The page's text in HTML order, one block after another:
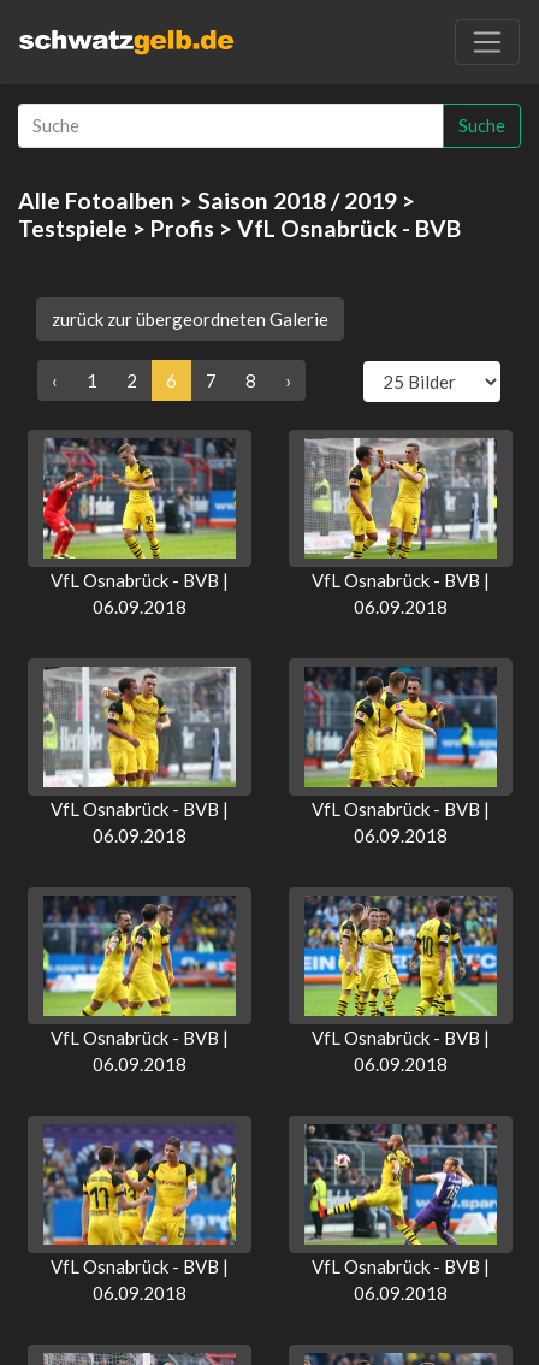
Suche
Alle Fotoalben > Saison 2018 / 2019 >
Testspiele > Profis > VfL Osnabrück - BVB
zurück zur übergeordneten Galerie
‹ 1 2 6 7 8 ›
VfL Osnabrück - BVB |
06.09.2018
VfL Osnabrück - BVB |
06.09.2018
VfL Osnabrück - BVB |
06.09.2018
VfL Osnabrück - BVB |
06.09.2018
VfL Osnabrück - BVB |
06.09.2018
VfL Osnabrück - BVB |
06.09.2018
VfL Osnabrück - BVB |
06.09.2018
VfL Osnabrück - BVB |
06.09.2018